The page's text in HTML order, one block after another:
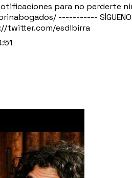
para no perderte
-----------
twitter.com/esdlbirra